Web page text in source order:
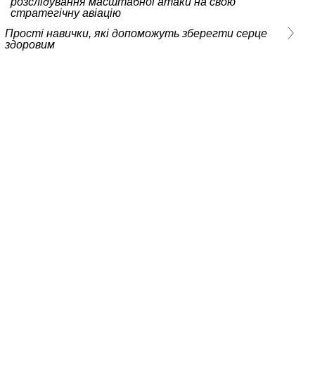
стратегічну авіацію
Прості навички, які допоможуть зберегти серце
здоровим